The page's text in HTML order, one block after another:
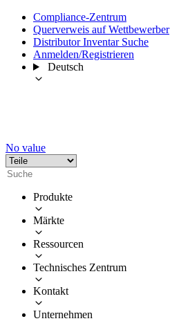
Compliance-Zentrum
Querverweis auf Wettbewerber
Distributor Inventar Suche
Anmelden/Registrieren
Deutsch
No value
Produkte
Märkte
Ressourcen
Technisches Zentrum
Kontakt
Unternehmen